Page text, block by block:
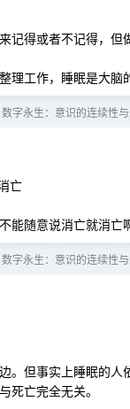
记得或者不记得，但
理工作，睡眠是大脑
数字永生：意识的连续性
亡
随意说消亡就消亡
数字永生：意识的连续性
。但事实上睡眠的
死亡完全无关。